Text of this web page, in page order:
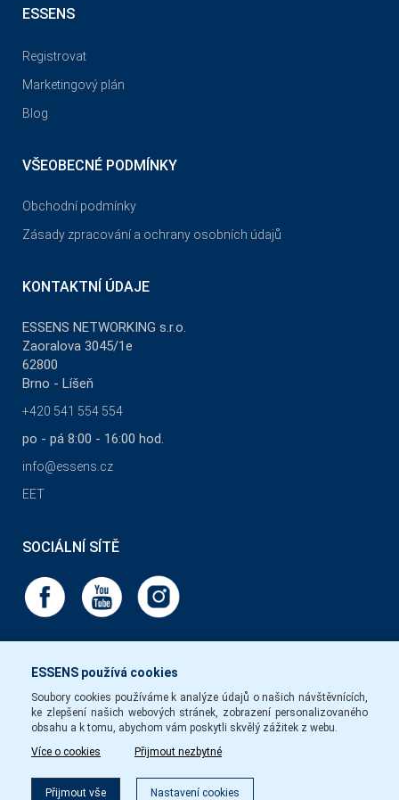
Filtr
ESSENS používá cookies
Soubory cookies používáme k analýze údajů o našich návštěvnících,
ke zlepšení našich webových stránek, zobrazení personalizovaného
obsahu a k tomu, abychom vám poskytli skvělý zážitek z webu.
Více o cookies
Přijmout nezbytné
Přijmout vše Nastavení cookies
ESSENS
Registrovat
Marketingový plán
Blog
VŠEOBECNÉ PODMÍNKY
Obchodní podmínky
Zásady zpracování a ochrany osobních údajů
KONTAKTNÍ ÚDAJE
ESSENS NETWORKING s.r.o.
Zaoralova 3045/1e
62800
Brno - Líšeň
+420 541 554 554
po - pá 8:00 - 16:00 hod.
info@essens.cz
EET
SOCIÁLNÍ SÍTĚ